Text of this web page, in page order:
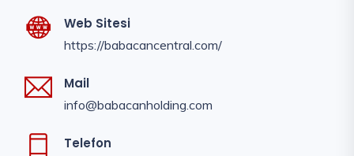
Web Sitesi
https://babacancentral.com/
Mail
info@babacanholding.com
Telefon